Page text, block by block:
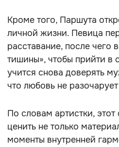
Кроме того, Паршута
личной жизни. Певица
расставание, после чего
тишины», чтобы прийти в
учится снова доверять
что любовь не
По словам артистки, этот
ценить не только
моменты внутренней